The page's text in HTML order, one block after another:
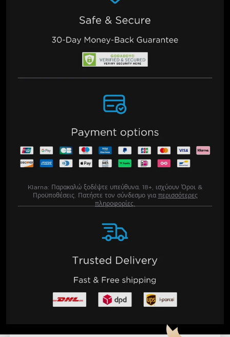
Klarna: Παρακαλώ ξοδέψτε υπεύθυνα. 18+, ισχύουν Όροι &
Προϋποθέσεις. Πατήστε τον σύνδεσμο για περισσότερες
πληροφορίες.